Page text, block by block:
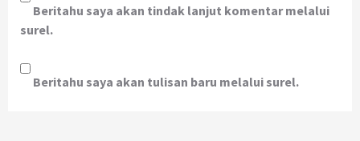
Beritahu saya akan tindak lanjut komentar melalui
surel.
Beritahu saya akan tulisan baru melalui surel.